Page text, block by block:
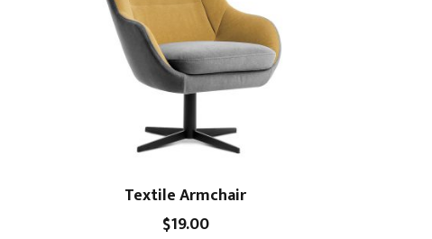
Textile Armchair
$19.00